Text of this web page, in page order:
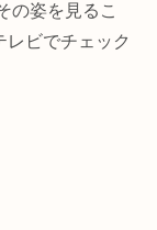
の姿を見るこ
レビでチェック